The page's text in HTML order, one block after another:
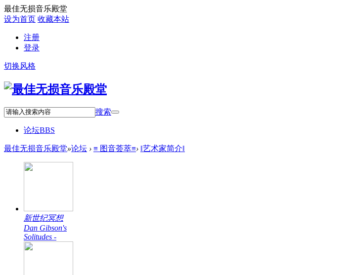
最佳无损音乐殿堂
设为首页 收藏本站
注册
登录
切换风格
搜索
论坛BBS
最佳无损音乐殿堂»论坛 › ≡ 图音荟萃≡› ‖艺术家简介‖
新世纪冥想
Dan Gibson's
Solitudes -